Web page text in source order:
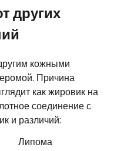
других
кожными
Причина
как жировик на
соединение с
и различий:
Липома